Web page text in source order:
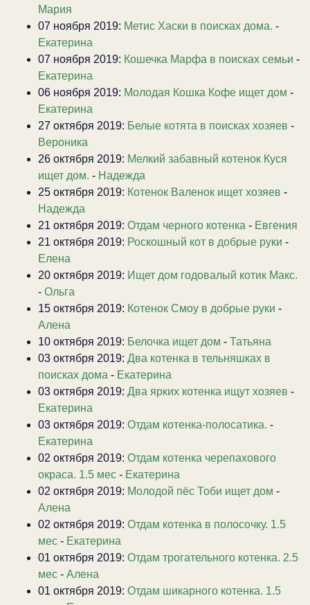
Мария
07 ноября 2019: Метис Хаски в поисках дома. -
Екатерина
07 ноября 2019: Кошечка Марфа в поисках семьи -
Екатерина
06 ноября 2019: Молодая Кошка Кофе ищет дом -
Екатерина
27 октября 2019: Белые котята в поисках хозяев -
Вероника
26 октября 2019: Мелкий забавный котенок Куся
ищет дом. - Надежда
25 октября 2019: Котенок Валенок ищет хозяев -
Надежда
21 октября 2019: Отдам черного котенка - Евгения
21 октября 2019: Роскошный кот в добрые руки -
Елена
20 октября 2019: Ищет дом годовалый котик Макс.
- Ольга
15 октября 2019: Котенок Смоу в добрые руки -
Алена
10 октября 2019: Белочка ищет дом - Татьяна
03 октября 2019: Два котенка в тельняшках в
поисках дома - Екатерина
03 октября 2019: Два ярких котенка ищут хозяев -
Екатерина
03 октября 2019: Отдам котенка-полосатика. -
Екатерина
02 октября 2019: Отдам котенка черепахового
окраса. 1.5 мес - Екатерина
02 октября 2019: Молодой пёс Тоби ищет дом -
Алена
02 октября 2019: Отдам котенка в полосочку. 1.5
мес - Екатерина
01 октября 2019: Отдам трогательного котенка. 2.5
мес - Алена
01 октября 2019: Отдам шикарного котенка. 1.5